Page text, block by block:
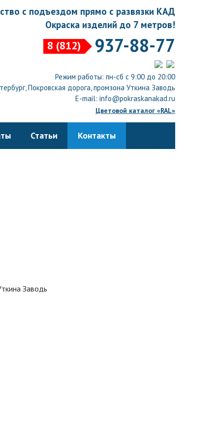
с подъездом прямо с развязки КАД
Окраска изделий до 7 метров!
8 (812) 937-88-77
Режим работы: пн-сб с 9:00 до 20:00
Покровская дорога, промзона Уткина Заводь
E-mail: info@pokraskanakad.ru
Цветовой каталог «RAL»
Статьи Контакты
Заводь